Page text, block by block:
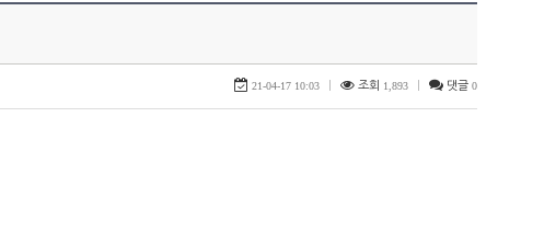
21-04-17 10:03 조회 1,893 댓글 0